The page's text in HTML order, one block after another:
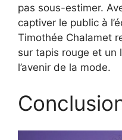
pas sous-estimer.
captiver le public à
Timothée Chalamet
sur tapis rouge et un
l’avenir de la mode.